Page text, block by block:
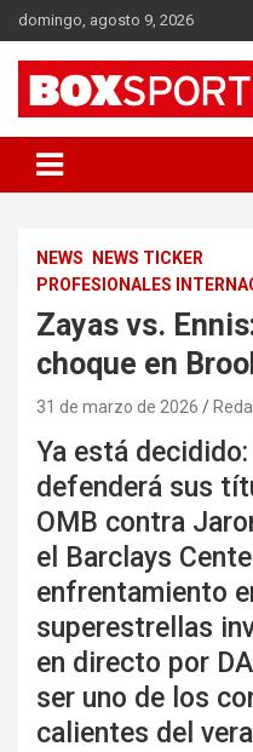
Skip
to
content
domingo, agosto 9, 2026
BOXSPORT
NEWS
NEWS TICKER
PROFESIONALES
Zayas vs.
choque en
31 de marzo de 2026
Ya está
defenderá sus
OMB contra
el Barclays
enfrentamiento
superestrellas
en directo por
ser uno de los
calientes del